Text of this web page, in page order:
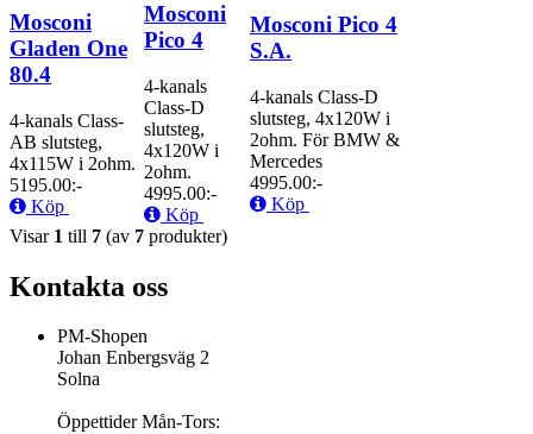
Mosconi
Gladen One
80.4
4-kanals Class-
AB slutsteg,
4x115W i 2ohm.
5195.00:-
Köp
Mosconi
Pico 4
4-kanals
Class-D
slutsteg,
4x120W i
2ohm.
4995.00:-
Köp
Mosconi Pico 4
S.A.
4-kanals Class-D
slutsteg, 4x120W i
2ohm. För BMW &
Mercedes
4995.00:-
Köp
Visar 1 till 7 (av 7 produkter)
Kontakta oss
PM-Shopen
Johan Enbergsväg 2
Solna
Öppettider Mån-Tors: